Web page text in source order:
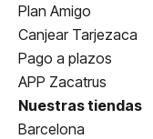
Plan Amigo
Canjear Tarjezaca
Pago a plazos
APP Zacatrus
Nuestras tiendas
Barcelona